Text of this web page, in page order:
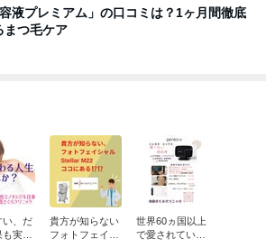
液プレミアム」の口コミは？1ヶ月間徹底
まつ毛ケア
い、だ
実感
貴方が知らない
フォトフェイシ
世界60ヵ国以上
で愛されている